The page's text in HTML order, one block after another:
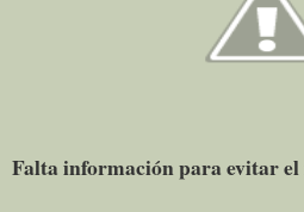
Falta información para evitar